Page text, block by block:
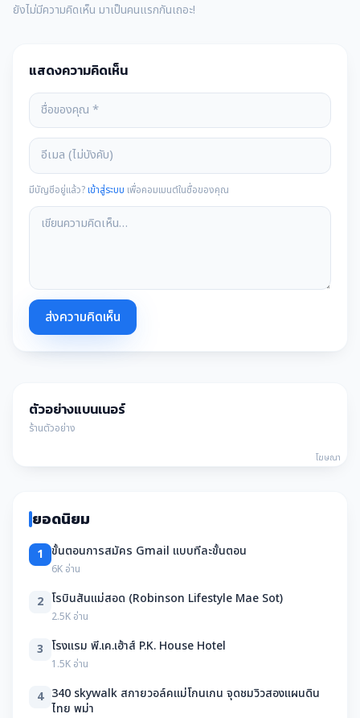
ยังไม่มีความคิดเห็น มาเป็นคนแรกกันเถอะ!
แสดงความคิดเห็น
มีบัญชีอยู่แล้ว?เข้าสู่ระบบ เพื่อคอมเมนต์ในชื่อของคุณ
ส่งความคิดเห็น
ตัวอย่างแบนเนอร์
ร้านตัวอย่าง
โฆษณา
ยอดนิยม
1 ขั้นตอนการสมัคร Gmail แบบทีละขั้นตอน
6K อ่าน
2 โรบินสันแม่สอด (Robinson Lifestyle Mae Sot)
2.5K อ่าน
3 โรงแรม พี.เค.เฮ้าส์ P.K. House Hotel
1.5K อ่าน
4 340 skywalk สกายวอล์คแม่โกนเกน จุดชมวิวสองแผนดิน
ไทย พม่า